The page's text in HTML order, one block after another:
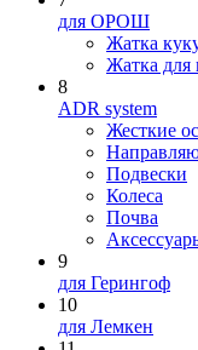
для ОРОШ
Жатка
Жатка для
8
ADR system
Жесткие
Подвески
Колеса
Почва
9
для Герингоф
10
для Лемкен